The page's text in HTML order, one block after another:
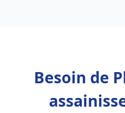
Besoin de